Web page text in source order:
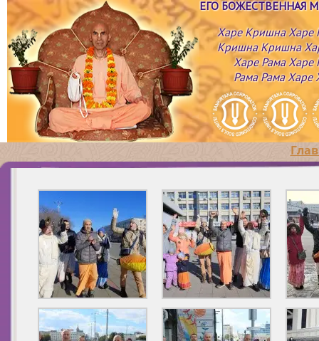
ЕГО БОЖЕСТВЕННАЯ
Харе Кришна Харе
Кришна Кришна
Харе Рама Харе
Рама Рама Харе